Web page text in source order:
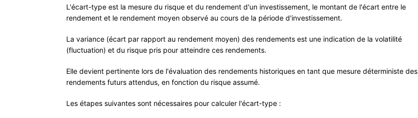
L'écart-type est la mesure du risque et du rendement d'un investissement, le montant de l'écart entre le
rendement et le rendement moyen observé au cours de la période d'investissement.
La variance (écart par rapport au rendement moyen) des rendements est une indication de la volatilité
(fluctuation) et du risque pris pour atteindre ces rendements.
Elle devient pertinente lors de l'évaluation des rendements historiques en tant que mesure déterministe des
rendements futurs attendus, en fonction du risque assumé.
Les étapes suivantes sont nécessaires pour calculer l'écart-type :